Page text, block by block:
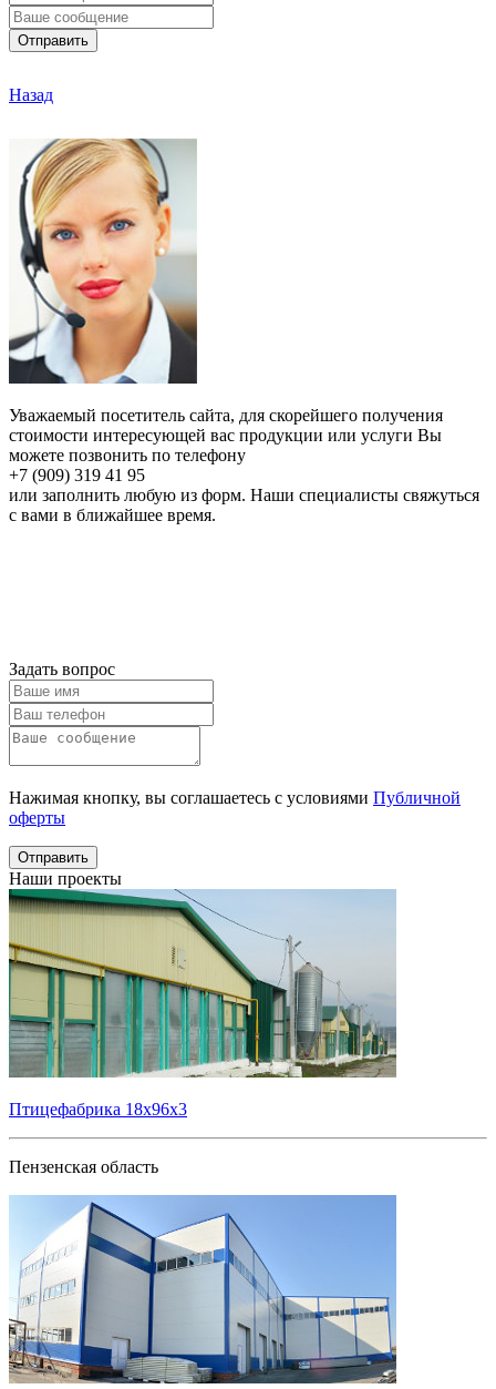
Отправить
Назад
Уважаемый посетитель сайта, для скорейшего получения
стоимости интересующей вас продукции или услуги Вы
можете позвонить по телефону
+7 (909) 319 41 95
или заполнить любую из форм. Наши специалисты свяжуться
с вами в ближайшее время.
Задать вопрос
Нажимая кнопку, вы соглашаетесь с условиями Публичной
оферты
Отправить
Наши проекты
Птицефабрика 18х96х3
Пензенская область